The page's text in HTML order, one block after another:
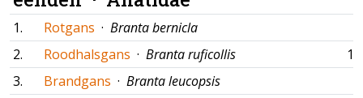
1. Rotgans · Branta bernicla
2.
Roodhalsgans · Branta ruficollis
3.
Brandgans · Branta leucopsis